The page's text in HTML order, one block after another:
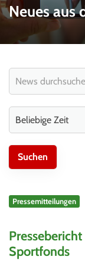
Neues aus
Pressemitteilungen
Sportfonds